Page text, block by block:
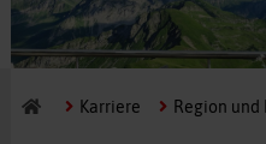
Karriere Region und